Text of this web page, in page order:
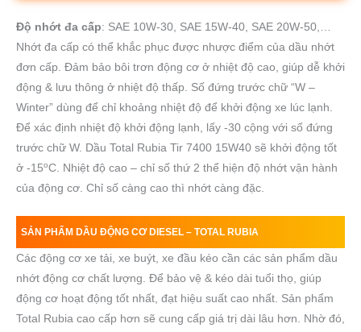
Độ nhớt đa cấp: SAE 10W-30, SAE 15W-40, SAE 20W-50,…
Nhớt đa cấp có thể khắc phục được nhược điểm của dầu nhớt
đơn cấp. Đảm bảo bôi trơn động cơ ở nhiệt độ cao, giúp dễ khởi
động & lưu thông ở nhiệt độ thấp. Số đứng trước chữ “W –
Winter” dùng để chỉ khoảng nhiệt độ để khởi động xe lúc lạnh.
Để xác định nhiệt độ khởi động lạnh, lấy -30 cộng với số đứng
trước chữ W. Dầu Total Rubia Tir 7400 15W40 sẽ khởi động tốt
ở -15oC. Nhiệt độ cao – chỉ số thứ 2 thể hiện độ nhớt vận hành
của động cơ. Chỉ số càng cao thì nhớt càng đặc.
SẢN PHẨM DẦU ĐỘNG CƠ DIESEL – TOTAL RUBIA
Các động cơ xe tải, xe buýt, xe đầu kéo cần các sản phẩm dầu
nhớt động cơ chất lượng. Để bảo vệ & kéo dài tuổi thọ, giúp
động cơ hoạt động tốt nhất, đạt hiệu suất cao nhất. Sản phẩm
Total Rubia cao cấp hơn sẽ cung cấp giá trị dài lâu hơn. Nhờ đó,